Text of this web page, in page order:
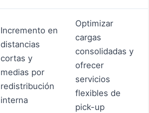
Incremento en
distancias
cortas y
medias por
redistribución
interna
Optimizar
cargas
consolidadas y
ofrecer
servicios
flexibles de
pick-up